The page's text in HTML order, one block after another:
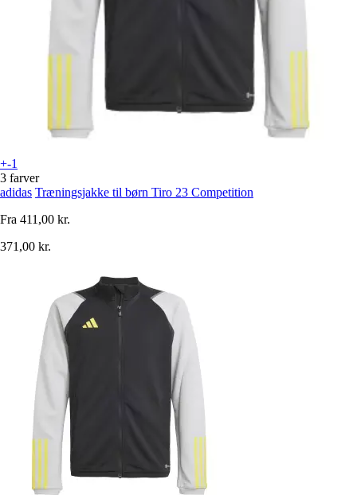
+-1
3 farver
adidas Træningsjakke til børn Tiro 23 Competition
Fra 411,00 kr.
371,00 kr.